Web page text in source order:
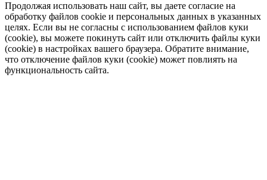
Продолжая использовать наш сайт, вы даете согласие на
обработку файлов cookie и персональных данных в указанных
целях. Если вы не согласны с использованием файлов куки
(cookie), вы можете покинуть сайт или отключить файлы куки
(cookie) в настройках вашего браузера. Обратите внимание,
что отключение файлов куки (cookie) может повлиять на
функциональность сайта.